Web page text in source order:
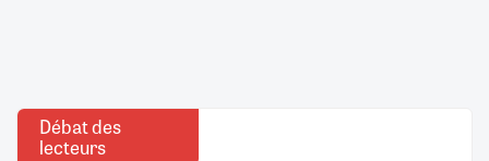
Débat des
lecteurs